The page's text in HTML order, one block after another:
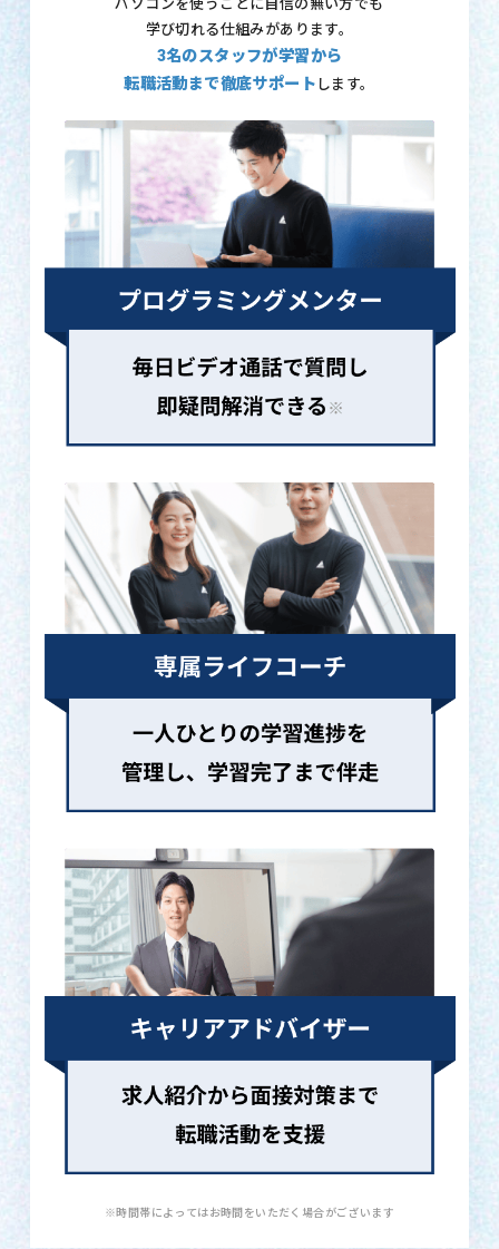
パソコンを使うことに自信の無い方でも
学び切れる仕組みがあります。
3名のスタッフが学習から
転職活動まで徹底サポート します。
※時間帯によってはお時間をいただく場合がございます